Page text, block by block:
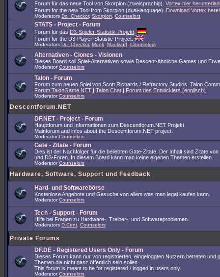
Forum für das neue Tool von Skorpion (zweisprachig). Vortex hier
Forum for the new Tool from Skorpion (dual-language). Download Vortex here!
Moderators Do_Checkor, Skorpion Counselors
STATS - Project - Forum
Forum für das D3-Spieler-Statistik-Projekt
Forum for the D3-Player-Statistic-Project.
Moderators Do_Checkor, Munk Maulwurf Counselors
Alternativen - Clones - Visionen
Dieses Board soll Spiel-Alternativen sowie Descent-ähnliche Games und
Moderator Counselors
Talon - Forum
Forum zum neuen Spiel von Scott Richards / Refractory Studios. Talon
Forum.TalonGame.NET | Talon Chat | Forum des Entwicklers (englisch)
Moderator Counselors
Descentforum.NET
DF.NET - Project - Forum
Hauptforum und Informationen zum Descentforum.NET Projekt.
Mainforum and infos about the Descentforum.NET project.
Moderator Counselors
Gate - Zitate - Forum
Dies ist der Nachfolger für die beliebten Gate-Zitate. Der Inhalt sind Zitate
und D3-Foren. In diesem Board kann man keine eigenen Themen erstellen...
Moderator Counselors
Hardware, Software, Support und Feedback
Hard- und Softwarebörse
Kostenlose Angebote und Gesuche von allem was man legal kaufen kann.
Moderator Counselors
Tech - Support - Forum
Hilfe bei Fragen zu Hardware-, Treiber-, und Softwareproblemen.
Moderators D.Cent Counselors
Private Forums
DF.DE - Registered Users Only - Forum
Dieses Forum kann nur von registrierten, eingeloggten Nutzern betreten und
Themen die nicht ganz öffentlich sein sollen...
This forum is meant to be for registered / logged in users only.
Moderator Counselors